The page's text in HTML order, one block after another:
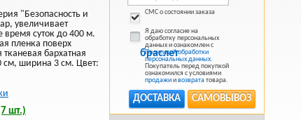
СМС о состоянии заказа
Я даю согласие на
обработку персональных
данных и ознакомлен с
Политикой обработки
персональных данных.
Покупатель перед покупкой
ознакомился с условиями
продажиивозврататовара.
САМОВЫВОЗ
ДОСТАВКА
"Безопасность и
увеличивает
время суток до 400 м.
пленка поверх
бархатная
ширина 3 см. Цвет:
шт.)